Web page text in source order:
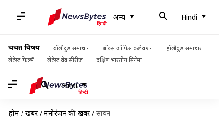
अन्य Hindi
चर्चित विषय बॉलीवुड समाचार बॉक्स ऑफिस कलेक्शन
हॉलीवुड समाचार
लेटेस्ट फिल्में
लेटेस्ट वेब सीरीज दक्षिण भारतीय सिनेमा
Hindi
होम / खबरें / मनोरंजन की खबरें / सावन